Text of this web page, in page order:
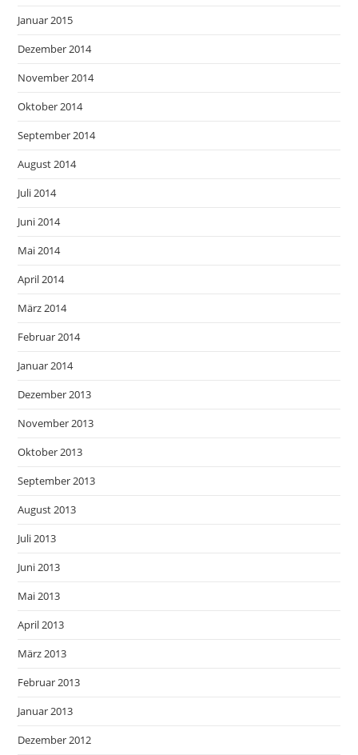
Januar 2015
Dezember 2014
November 2014
Oktober 2014
September 2014
August 2014
Juli 2014
Juni 2014
Mai 2014
April 2014
März 2014
Februar 2014
Januar 2014
Dezember 2013
November 2013
Oktober 2013
September 2013
August 2013
Juli 2013
Juni 2013
Mai 2013
April 2013
März 2013
Februar 2013
Januar 2013
Dezember 2012